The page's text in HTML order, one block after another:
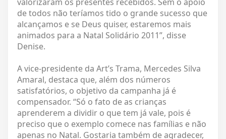
de todos não teríamos tido o grande sucesso que
alcançamos e se Deus quiser, estaremos mais
animados para a Natal Solidário 2011”, disse
Denise.
A vice-presidente da Art’s Trama, Mercedes Silva
Amaral, destaca que, além dos números
satisfatórios, o objetivo da campanha já é
compensador. “Só o fato de as crianças
aprenderem a dividir o que tem já vale, pois é
preciso que o exemplo comece nas famílias e não
apenas no Natal. Gostaria também de agradecer,